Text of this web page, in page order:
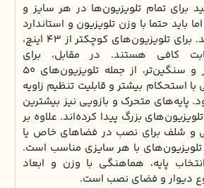
برای تمام تلویزیون‌ها در هر سایز و
باید حتما با وزن تلویزیون و استاندارد
VESA آن سازگار باشد. برای تلویزیون‌های کوچکتر از ۴۳ اینچ،
کافی هستند. در مقابل، برای
تلویزیون‌های بزرگ‌تر و سنگین‌تر، از جمله تلویزیون‌های ۵۰
با استحکام بیشتر و قابلیت تنظیم زاویه
پایه‌های متحرک و بازویی نیز بیشترین
بزرگ پیدا کرده‌اند. علاوه بر
و شلف برای نصب در فضاهای خاص یا
تلویزیون‌های با هر سایزی مناسب است.
پایه، هماهنگی با وزن و ابعاد
دیوار و فضای نصب است.